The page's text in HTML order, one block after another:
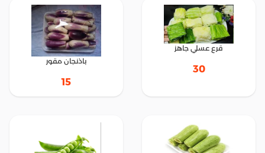
قرع عسلي جاهز
30
باذنجان مقور
15